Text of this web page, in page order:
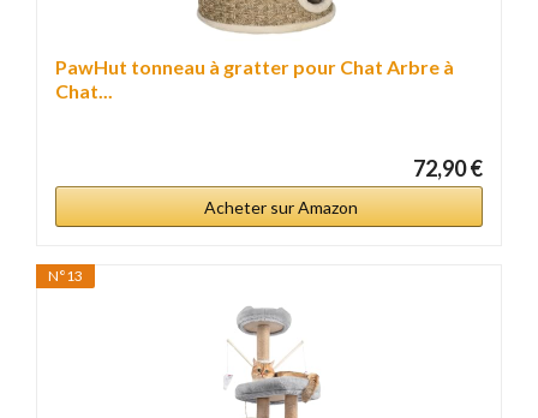
PawHut tonneau à gratter pour Chat Arbre à
Chat...
72,90 €
Acheter sur Amazon
N°13